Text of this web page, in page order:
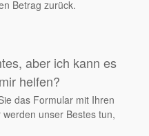
Betrag zurück.
aber ich kann es
helfen?
das Formular mit Ihren
unser Bestes tun,